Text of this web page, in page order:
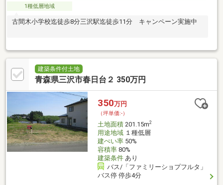
1種低層地域
古間木小学校迄徒歩8分三沢駅迄徒歩11分 キャンペーン実施中
建築条件付土地
青森県三沢市春日台２ 350万円
350万円
（坪単価:-）
土地面積201.15m2
用途地域１種低層
建ぺい率50%
容積率80%
建築条件あり
バス/「ファミリーショプフルタ」
バス停 停歩4分